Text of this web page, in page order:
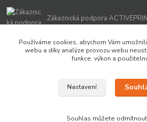
Zákaznická podpora
+420 549 213 756
info@activeprint.cz
Copyright 2022 © ActivePrint
Používáme cookies, abychom Vám
webu a díky analýze provozu webu
funkce, výkon a
Nastavení
Souhlas můžete odmítnout